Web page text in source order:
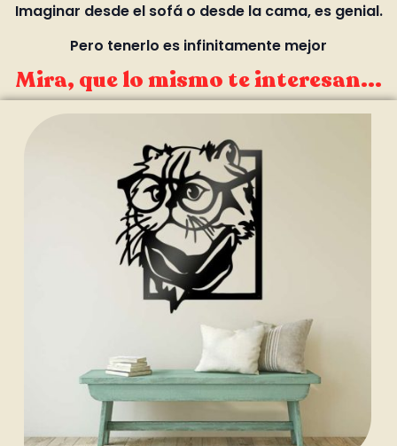
Imaginar desde el sofá o desde la cama, es genial.
Pero tenerlo es infinitamente mejor
Mira, que lo mismo te interesan...